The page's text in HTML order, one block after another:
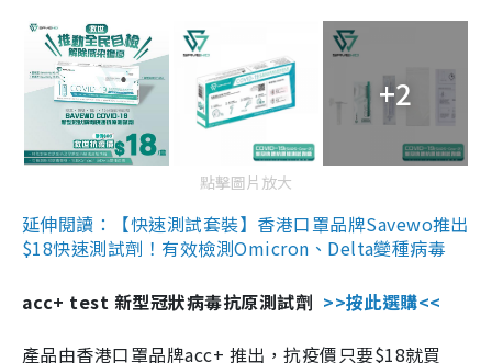
+2
點擊圖片放大
延伸閱讀：【快速測試套裝】香港口罩品牌Savewo推出
$18快速測試劑！有效檢測Omicron、Delta變種病毒
acc+ test 新型冠狀病毒抗原測試劑 >>按此選購<<
產品由香港口罩品牌acc+ 推出，抗疫價只要$18就買